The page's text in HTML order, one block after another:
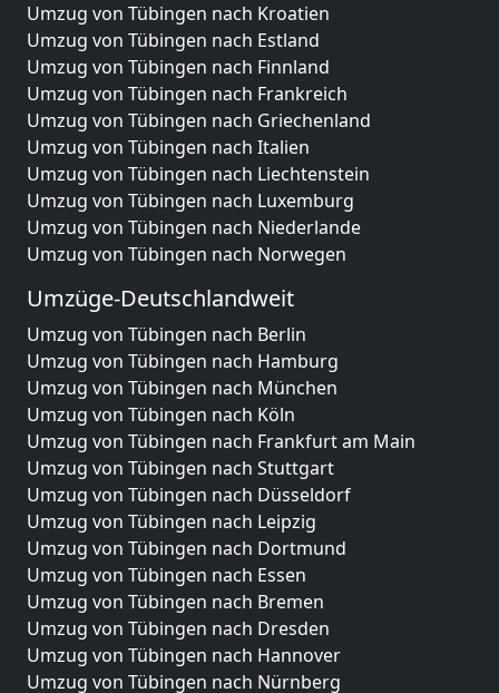
Umzug von Tübingen nach Kroatien
Umzug von Tübingen nach Estland
Umzug von Tübingen nach Finnland
Umzug von Tübingen nach Frankreich
Umzug von Tübingen nach Griechenland
Umzug von Tübingen nach Italien
Umzug von Tübingen nach Liechtenstein
Umzug von Tübingen nach Luxemburg
Umzug von Tübingen nach Niederlande
Umzug von Tübingen nach Norwegen
Umzüge-Deutschlandweit
Umzug von Tübingen nach Berlin
Umzug von Tübingen nach Hamburg
Umzug von Tübingen nach München
Umzug von Tübingen nach Köln
Umzug von Tübingen nach Frankfurt am Main
Umzug von Tübingen nach Stuttgart
Umzug von Tübingen nach Düsseldorf
Umzug von Tübingen nach Leipzig
Umzug von Tübingen nach Dortmund
Umzug von Tübingen nach Essen
Umzug von Tübingen nach Bremen
Umzug von Tübingen nach Dresden
Umzug von Tübingen nach Hannover
Umzug von Tübingen nach Nürnberg